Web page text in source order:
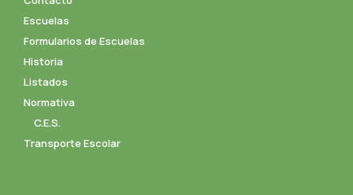
Escuelas
Formularios de Escuelas
Historia
Listados
Normativa
C.E.S.
Transporte Escolar